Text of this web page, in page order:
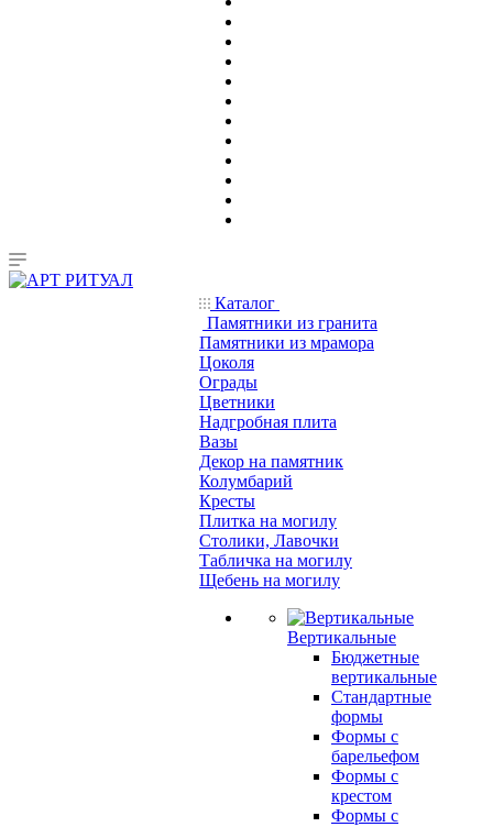
Каталог
Памятники из гранита
Памятники из мрамора
Цоколя
Ограды
Цветники
Надгробная плита
Вазы
Декор на памятник
Колумбарий
Кресты
Плитка на могилу
Столики, Лавочки
Табличка на могилу
Щебень на могилу
Вертикальные
Бюджетные
вертикальные
Стандартные
формы
Формы с
барельефом
Формы с
крестом
Формы с